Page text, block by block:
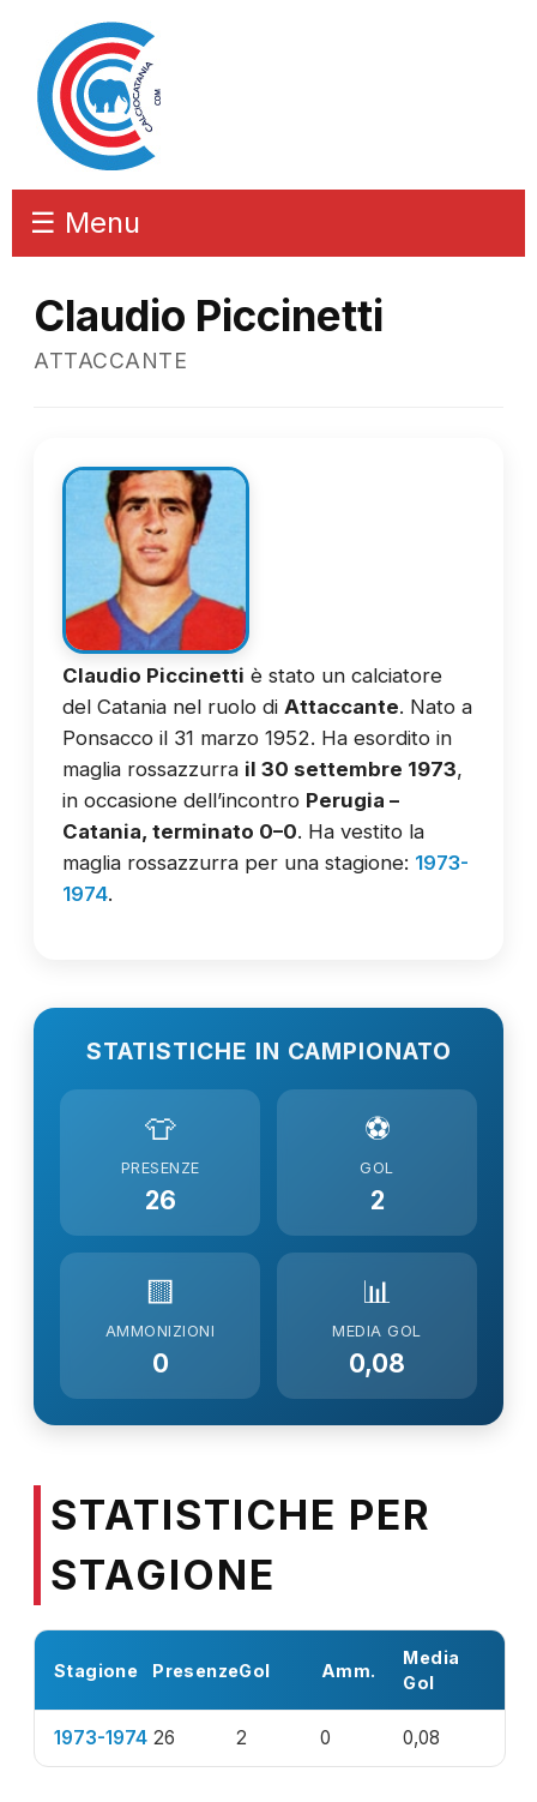
☰ Menu
Claudio Piccinetti
ATTACCANTE
Claudio Piccinetti è stato un calciatore
del Catania nel ruolo di Attaccante. Nato a
Ponsacco il 31 marzo 1952. Ha esordito in
maglia rossazzurra il 30 settembre 1973,
in occasione dell’incontro Perugia –
Catania, terminato 0–0. Ha vestito la
maglia rossazzurra per una stagione: 1973-
1974.
STATISTICHE IN CAMPIONATO
👕
PRESENZE
26
⚽
GOL
2
🟨
AMMONIZIONI
0
📊
MEDIA GOL
0,08
STATISTICHE PER
STAGIONE
Stagione PresenzeGol Amm.
Media
Gol
1973-1974 26 2 0 0,08